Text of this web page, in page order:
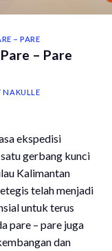
– PARE
– Pare
NAKULLE
ekspedisi
gerbang kunci
Kalimantan
telah menjadi
untuk terus
pare – pare juga
dan